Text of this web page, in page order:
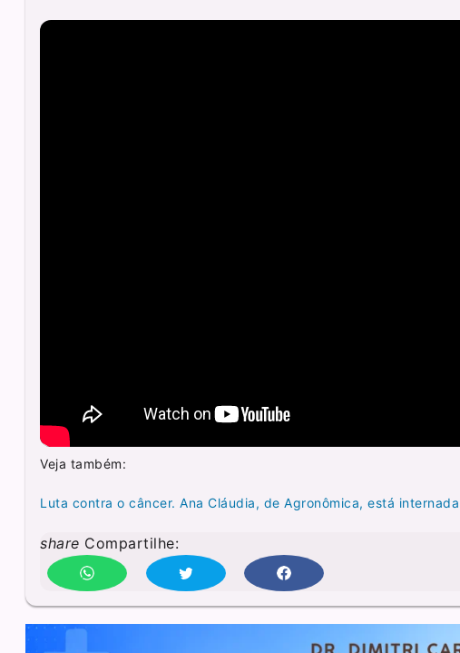
Veja também:
Luta contra o câncer. Ana Cláudia, de Agronômica, está internada
share Compartilhe: